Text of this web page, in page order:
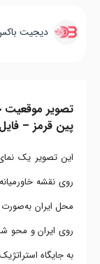
دیجیت
تصویر موقعیت
پین قرمز – فایل JPG با کیفیت بالا
این تصویر یک
روی نقشه
محل ایران
روی ایران و محو
به جایگاه